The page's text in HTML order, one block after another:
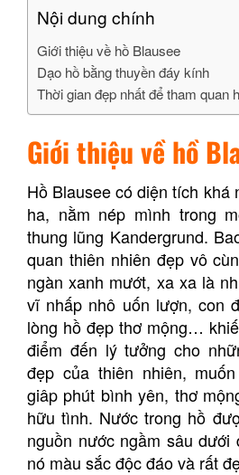
Nội dung chính
Giới thiệu về hồ Blausee
Dạo hồ bằng thuyền đáy kính
Thời gian đẹp nhất để tham quan
Giới thiệu về hồ
Hồ Blausee có diện tích khá
ha, nằm nép mình trong
thung lũng Kandergrund.
quan thiên nhiên đẹp vô
ngàn xanh mướt, xa xa là
vĩ nhấp nhô uốn lượn, con
lòng hồ đẹp thơ mộng…
điểm đến lý tưởng cho
đẹp của thiên nhiên,
giâp phút bình yên, thơ
hữu tình. Nước trong hồ
nguồn nước ngầm sâu dưới
nó màu sắc độc đáo và rất